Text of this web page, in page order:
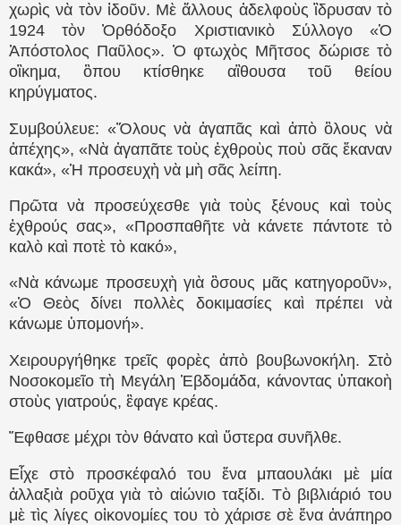
χωρὶς νὰ τὸν ἰδοῦν. Μὲ ἄλλους ἀδελφοὺς ἳδρυσαν τὸ
1924 τὸν Ὀρθόδοξο Χριστιανικὸ Σύλλογο «Ὁ
Ἀπόστολος Παῦλος». Ὁ φτωχὸς Μῆτσος δώρισε τὸ
οἲκημα, ὃπου κτίσθηκε αἲθουσα τοῦ θείου
κηρύγματος.
Συμβούλευε: «Ὅλους νὰ ἀγαπᾶς καὶ ἀπὸ ὃλους νὰ
ἀπέχης», «Νὰ ἀγαπᾶτε τοὺς ἐχθροὺς ποὺ σᾶς ἔκαναν
κακά», «Ἡ προσευχὴ νὰ μὴ σᾶς λείπη.
Πρῶτα νὰ προσεύχεσθε γιὰ τοὺς ξένους καὶ τοὺς
ἐχθρούς σας», «Προσπαθῆτε νὰ κάνετε πάντοτε τὸ
καλὸ καὶ ποτὲ τὸ κακό»,
«Νὰ κάνωμε προσευχὴ γιὰ ὃσους μᾶς κατηγοροῦν»,
«Ὁ Θεὸς δίνει πολλὲς δοκιμασίες καὶ πρέπει νὰ
κάνωμε ὑπομονή».
Χειρουργήθηκε τρεῖς φορὲς ἀπὸ βουβωνοκήλη. Στὸ
Νοσοκομεῖο τὴ Μεγάλη Ἑβδομάδα, κάνοντας ὑπακοὴ
στοὺς γιατρούς, ἒφαγε κρέας.
Ἔφθασε μέχρι τὸν θάνατο καὶ ὕστερα συνῆλθε.
Εἶχε στὸ προσκέφαλό του ἕνα μπαουλάκι μὲ μία
ἀλλαξιὰ ροῦχα γιὰ τὸ αἰώνιο ταξίδι. Τὸ βιβλιάριό του
μὲ τὶς λίγες οἰκονομίες του τὸ χάρισε σὲ ἕνα ἀνάπηρο